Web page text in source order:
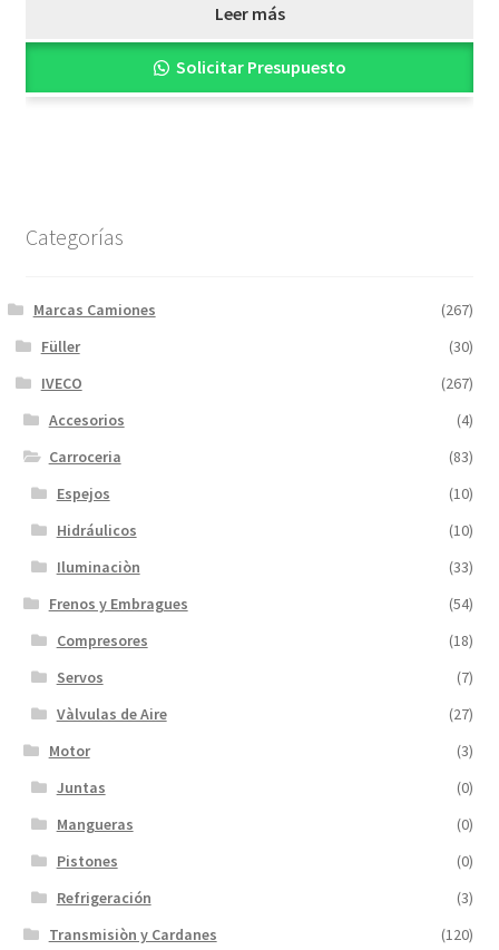
Leer más
Solicitar Presupuesto
Categorías
Marcas Camiones
(267)
Füller
(30)
IVECO
(267)
Accesorios
(4)
Carroceria
(83)
Espejos
(10)
Hidráulicos
(10)
Iluminaciòn
(33)
Frenos y Embragues
(54)
Compresores
(18)
Servos
(7)
Vàlvulas de Aire
(27)
Motor
(3)
Juntas
(0)
Mangueras
(0)
Pistones
(0)
Refrigeración
(3)
Transmisiòn y Cardanes
(120)